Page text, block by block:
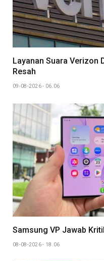
Layanan Suara Verizon
Resah
09-08-2026 - 06.06
Samsung VP Jawab
08-08-2026 - 18.06